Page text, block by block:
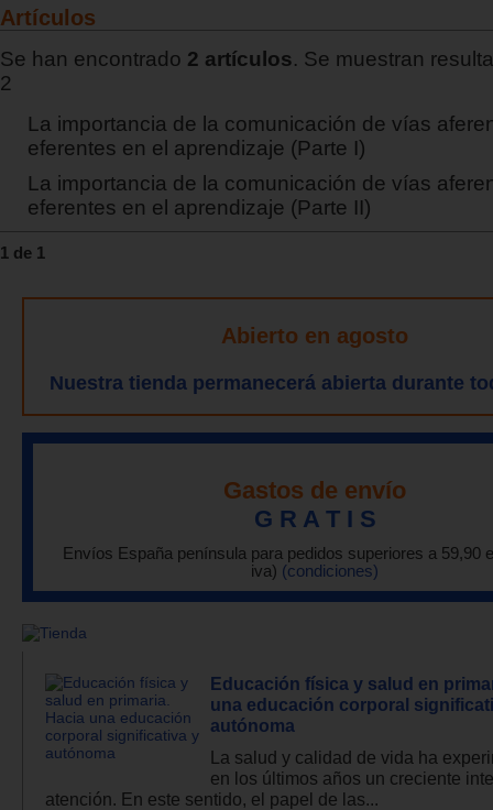
Artículos
Se han encontrado 2 artículos. Se muestran
2
La importancia de la comunicación de vías
eferentes en el aprendizaje (Parte I)
La importancia de la comunicación de vías
eferentes en el aprendizaje (Parte II)
1 de 1
Abierto en agosto
Nuestra tienda permanecerá abierta durante
Gastos de envío
G R A T I S
Envíos España península para pedidos superiores a 59,90
iva) (condiciones)
Educación física y salud en
una educación corporal
autónoma
La salud y calidad de vida ha
en los últimos años un creciente
atención. En este sentido, el papel de las...